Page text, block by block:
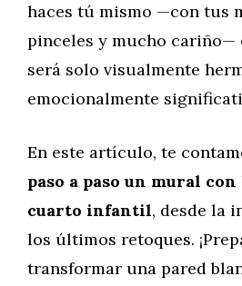
haces tú mismo —con tus
pinceles y mucho cariño—
será solo visualmente
emocionalmente
En este artículo, te
paso a paso un mural
cuarto infantil, desde la
los últimos retoques.
transformar una pared